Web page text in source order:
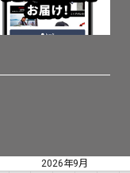
2026年9月